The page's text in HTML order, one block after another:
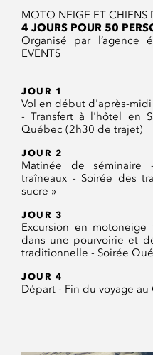
MOTO NEIGE ET CHIENS
4 JOURS POUR 50
Organisé par l’agence
EVENTS
JOUR 1
Vol en début d'après-
- Transfert à l'hôtel en
Québec (2h30 de trajet)
JOUR 2
Matinée de
traîneaux - Soirée des
sucre »
JOUR 3
Excursion en
dans une pourvoirie et
traditionnelle - Soirée
JOUR 4
Départ - Fin du voyage au